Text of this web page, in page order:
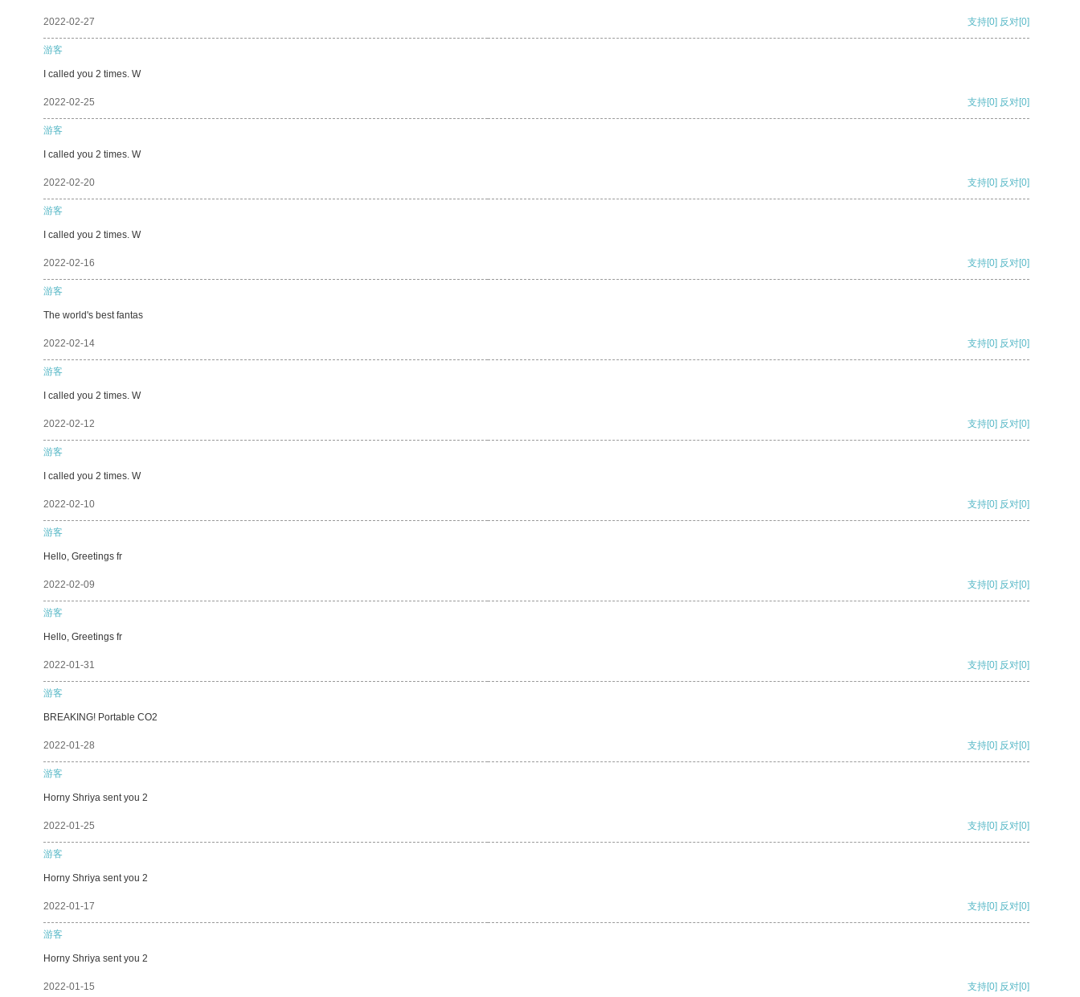
2022-02-27 支持[0] 反对[0]
游客
I called you 2 times. W
2022-02-25 支持[0] 反对[0]
游客
I called you 2 times. W
2022-02-20 支持[0] 反对[0]
游客
I called you 2 times. W
2022-02-16 支持[0] 反对[0]
游客
The world's best fantas
2022-02-14 支持[0] 反对[0]
游客
I called you 2 times. W
2022-02-12 支持[0] 反对[0]
游客
I called you 2 times. W
2022-02-10 支持[0] 反对[0]
游客
Hello, Greetings fr
2022-02-09 支持[0] 反对[0]
游客
Hello, Greetings fr
2022-01-31 支持[0] 反对[0]
游客
BREAKING! Portable CO2
2022-01-28 支持[0] 反对[0]
游客
Horny Shriya sent you 2
2022-01-25 支持[0] 反对[0]
游客
Horny Shriya sent you 2
2022-01-17 支持[0] 反对[0]
游客
Horny Shriya sent you 2
2022-01-15 支持[0] 反对[0]